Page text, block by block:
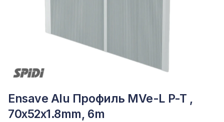
Ensave Alu Профиль MVe-L P-T ,
70x52x1.8mm, 6m